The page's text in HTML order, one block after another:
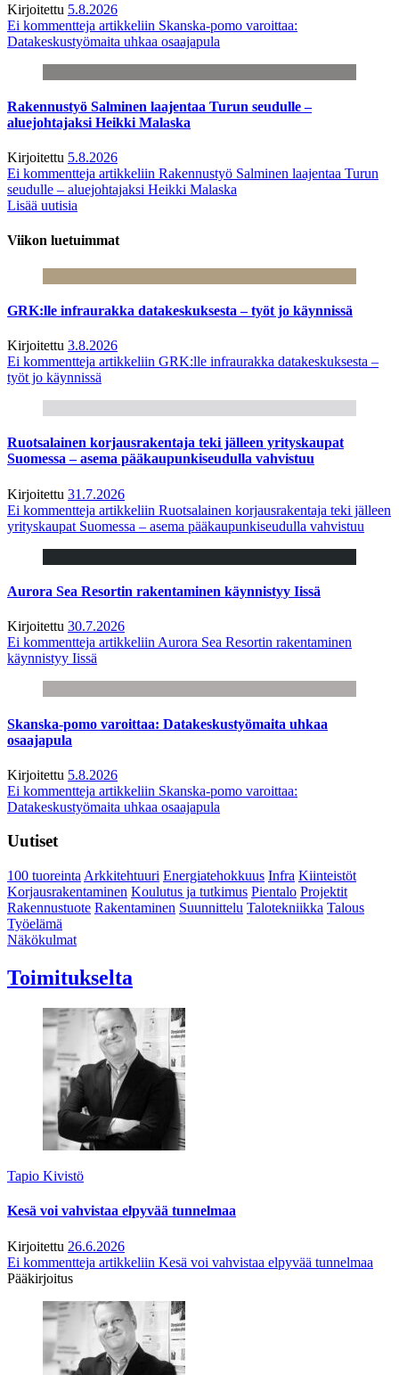
Kirjoitettu 5.8.2026
Ei kommentteja artikkeliin Skanska-pomo varoittaa:
Datakeskustyömaita uhkaa osaajapula
Rakennustyö Salminen laajentaa Turun seudulle –
aluejohtajaksi Heikki Malaska
Kirjoitettu 5.8.2026
Ei kommentteja artikkeliin Rakennustyö Salminen laajentaa Turun
seudulle – aluejohtajaksi Heikki Malaska
Lisää uutisia
Viikon luetuimmat
GRK:lle infraurakka datakeskuksesta – työt jo käynnissä
Kirjoitettu 3.8.2026
Ei kommentteja artikkeliin GRK:lle infraurakka datakeskuksesta –
työt jo käynnissä
Ruotsalainen korjausrakentaja teki jälleen yrityskaupat
Suomessa – asema pääkaupunkiseudulla vahvistuu
Kirjoitettu 31.7.2026
Ei kommentteja artikkeliin Ruotsalainen korjausrakentaja teki jälleen
yrityskaupat Suomessa – asema pääkaupunkiseudulla vahvistuu
Aurora Sea Resortin rakentaminen käynnistyy Iissä
Kirjoitettu 30.7.2026
Ei kommentteja artikkeliin Aurora Sea Resortin rakentaminen
käynnistyy Iissä
Skanska-pomo varoittaa: Datakeskustyömaita uhkaa
osaajapula
Kirjoitettu 5.8.2026
Ei kommentteja artikkeliin Skanska-pomo varoittaa:
Datakeskustyömaita uhkaa osaajapula
Uutiset
100 tuoreinta Arkkitehtuuri Energiatehokkuus Infra Kiinteistöt
Korjausrakentaminen Koulutus ja tutkimus Pientalo Projektit
Rakennustuote Rakentaminen Suunnittelu Talotekniikka Talous
Työelämä
Näkökulmat
Toimitukselta
Tapio Kivistö
Kesä voi vahvistaa elpyvää tunnelmaa
Kirjoitettu 26.6.2026
Ei kommentteja artikkeliin Kesä voi vahvistaa elpyvää tunnelmaa
Pääkirjoitus